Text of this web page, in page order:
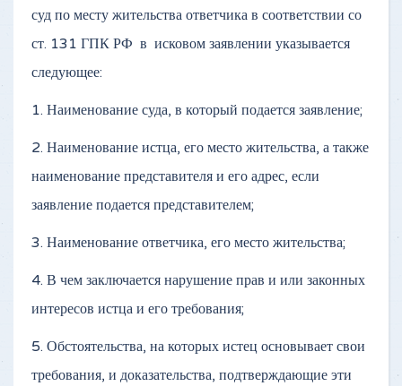
суд по месту жительства ответчика в соответствии со
ст. 131 ГПК РФ в исковом заявлении указывается
следующее:
1. Наименование суда, в который подается заявление;
2. Наименование истца, его место жительства, а также
наименование представителя и его адрес, если
заявление подается представителем;
3. Наименование ответчика, его место жительства;
4. В чем заключается нарушение прав и или законных
интересов истца и его требования;
5. Обстоятельства, на которых истец основывает свои
требования, и доказательства, подтверждающие эти